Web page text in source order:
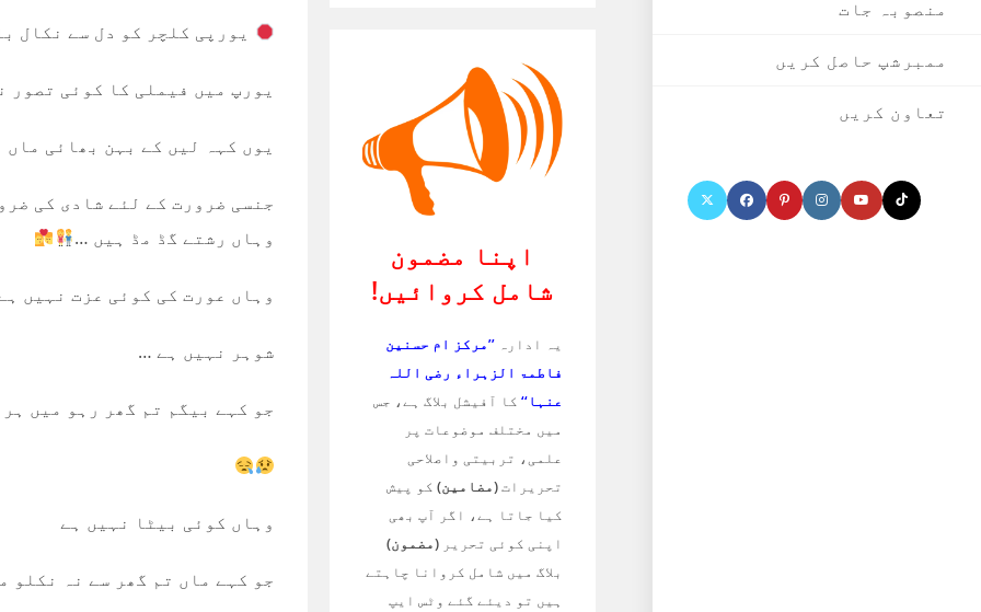
منصوبہ جات
ممبرشپ حاصل کریں
تعاون کریں
یورپی کلچر کو دل سے نکال
یورپ میں فیملی کا کوئی تصور
یوں کہہ لیں کے بہن بھائی
جنسی ضرورت کے لئے شادی کی
وہاں رشتے گڈ مڈ ہیں …
وہاں عورت کی کوئی عزت نہیں
شوہر نہیں ہے …
جو کہے بیگم تم گھر رہو میں
وہاں کوئی بیٹا نہیں ہے
جو کہے ماں تم گھر سے نہ نکلو
اپنا مضمون
شامل کروائیں!
یہ ادارہ’’مرکز ام حسنین
فاطمۃ الزہراء رضی اللہ
عنہا‘‘ کا آفیشل بلاگ ہے، جس
میں مختلف موضوعات پر
علمی، تربیتی واصلاحی
تحریرات(مضامین) کو پیش
کیا جاتا ہے، اگر آپ بھی
اپنی کوئی تحریر(مضمون)
بلاگ میں شامل کروانا چاہتے
ہیں تو دیئے گئے وٹس ایپ